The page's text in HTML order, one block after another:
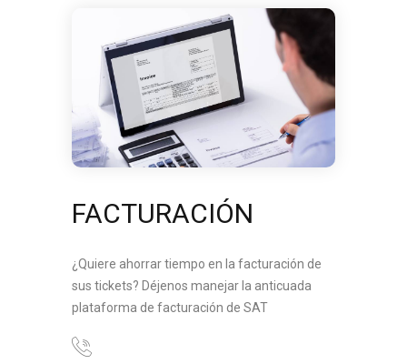
FACTURACIÓN
¿Quiere ahorrar tiempo en la facturación de
sus tickets? Déjenos manejar la anticuada
plataforma de facturación de SAT